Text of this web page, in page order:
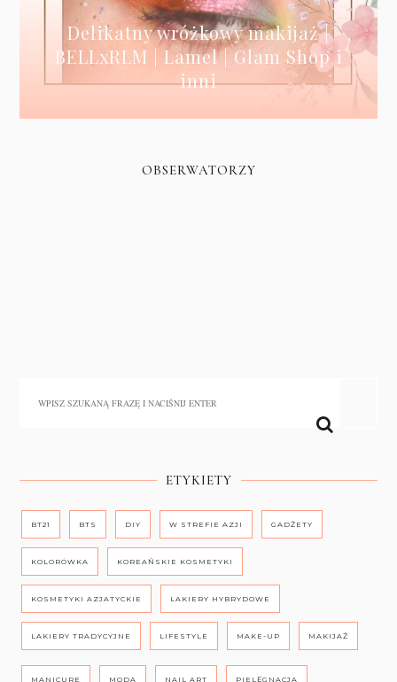
Delikatny wróżkowy makijaż |
BELLxRLM | Lamel | Glam Shop i
inni
OBSERWATORZY
ETYKIETY
BT21 BTS DIY W STREFIE AZJI GADŻETY
KOLORÓWKA KOREAŃSKIE KOSMETYKI
KOSMETYKI AZJATYCKIE LAKIERY HYBRYDOWE
LAKIERY TRADYCYJNE LIFESTYLE MAKE-UP MAKIJAŻ
MANICURE MODA NAIL ART PIELĘGNACJA